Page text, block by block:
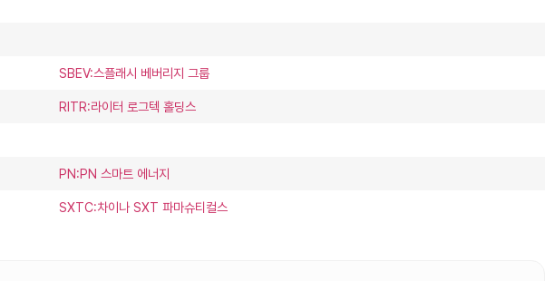
SBEV:스플래시 베버리지 그룹
RITR:라이터 로그텍 홀딩스
PN:PN 스마트 에너지
SXTC:차이나 SXT 파마슈티컬스